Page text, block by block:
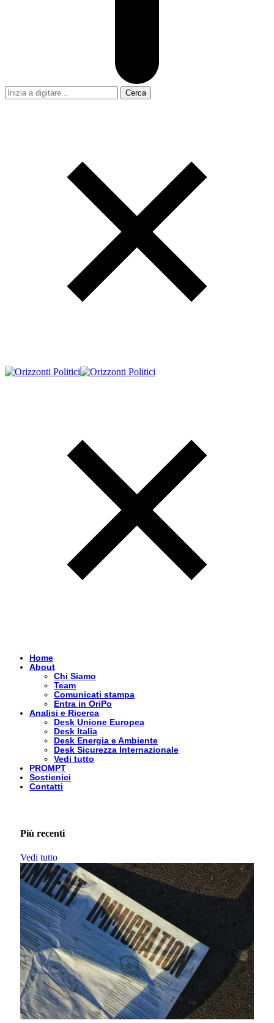
Cerca
Home
About
Chi Siamo
Team
Comunicati stampa
Entra in OriPo
Analisi e Ricerca
Desk Unione Europea
Desk Italia
Desk Energia e Ambiente
Desk Sicurezza Internazionale
Vedi tutto
PROMPT
Sostienici
Contatti
Più recenti
Vedi tutto